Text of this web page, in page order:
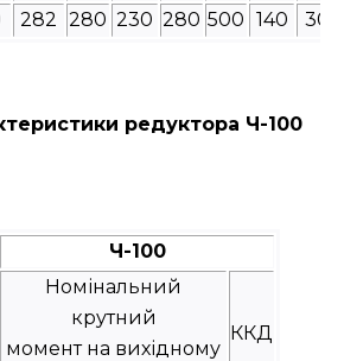
282 280 230 280 500 140 30
редуктора Ч-100
Ч-100
Номінальний
крутний
момент на вихідному
ККД